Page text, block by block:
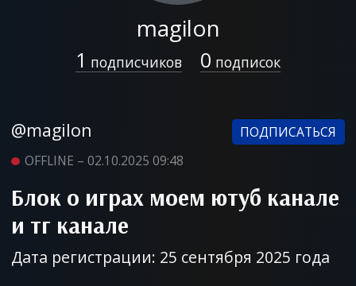
magilon
1 подписчиков 0 подписок
@magilon
ПОДПИСАТЬСЯ
OFFLINE – 02.10.2025 09:48
Блок о играх моем ютуб канале
и тг канале
Дата регистрации: 25 сентября 2025 года